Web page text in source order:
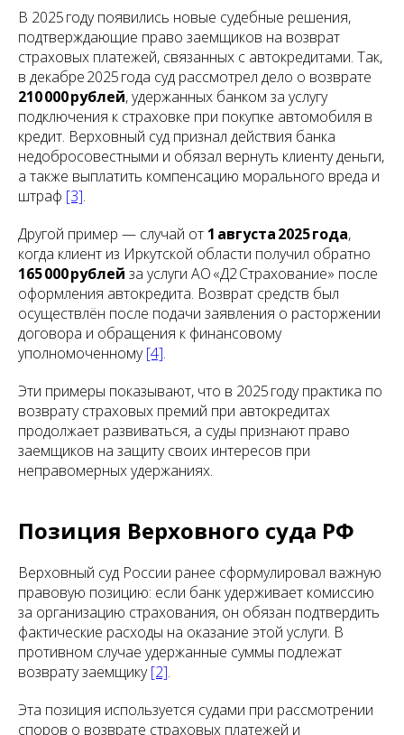
В 2025 году появились новые судебные решения,
подтверждающие право заемщиков на возврат
страховых платежей, связанных с автокредитами. Так,
в декабре 2025 года суд рассмотрел дело о возврате
210 000 рублей, удержанных банком за услугу
подключения к страховке при покупке автомобиля в
кредит. Верховный суд признал действия банка
недобросовестными и обязал вернуть клиенту деньги,
а также выплатить компенсацию морального вреда и
штраф [3].
Другой пример — случай от 1 августа 2025 года,
когда клиент из Иркутской области получил обратно
165 000 рублей за услуги АО «Д2 Страхование» после
оформления автокредита. Возврат средств был
осуществлён после подачи заявления о расторжении
договора и обращения к финансовому
уполномоченному[4].
Эти примеры показывают, что в 2025 году практика по
возврату страховых премий при автокредитах
продолжает развиваться, а суды признают право
заемщиков на защиту своих интересов при
неправомерных удержаниях.
Позиция Верховного суда РФ
Верховный суд России ранее сформулировал важную
правовую позицию: если банк удерживает комиссию
за организацию страхования, он обязан подтвердить
фактические расходы на оказание этой услуги. В
противном случае удержанные суммы подлежат
возврату заемщику[2].
Эта позиция используется судами при рассмотрении
споров о возврате страховых платежей и